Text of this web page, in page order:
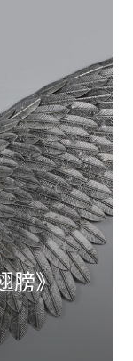
膀》